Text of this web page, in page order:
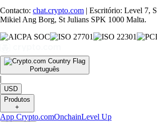
Contacto: chat.crypto.com | Escritório: Level 7,
Mikiel Ang Borg, St Julians SPK 1000 Malta.
Português
|
USD
Produtos
+
App Crypto.comOnchainLevel Up